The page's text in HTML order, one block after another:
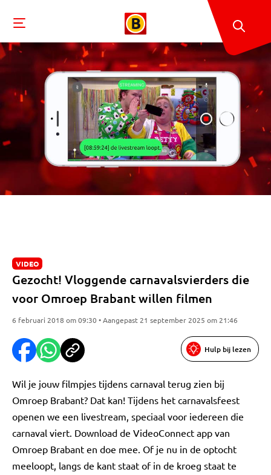
VIDEO
Gezocht! Vloggende carnavalsvierders die
voor Omroep Brabant willen filmen
6 februari 2018 om 09:30 • Aangepast 21 september 2025 om 21:46
Hulp bij lezen
Wil je jouw filmpjes tijdens carnaval terug zien bij
Omroep Brabant? Dat kan! Tijdens het carnavalsfeest
openen we een livestream, speciaal voor iedereen die
carnaval viert. Download de VideoConnect app van
Omroep Brabant en doe mee. Of je nu in de optocht
meeloopt, langs de kant staat of in de kroeg staat te